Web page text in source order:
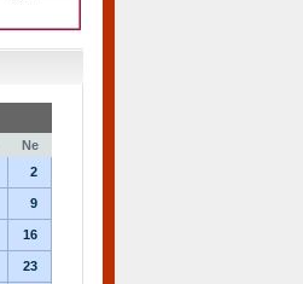
Ne
2
9
16
23